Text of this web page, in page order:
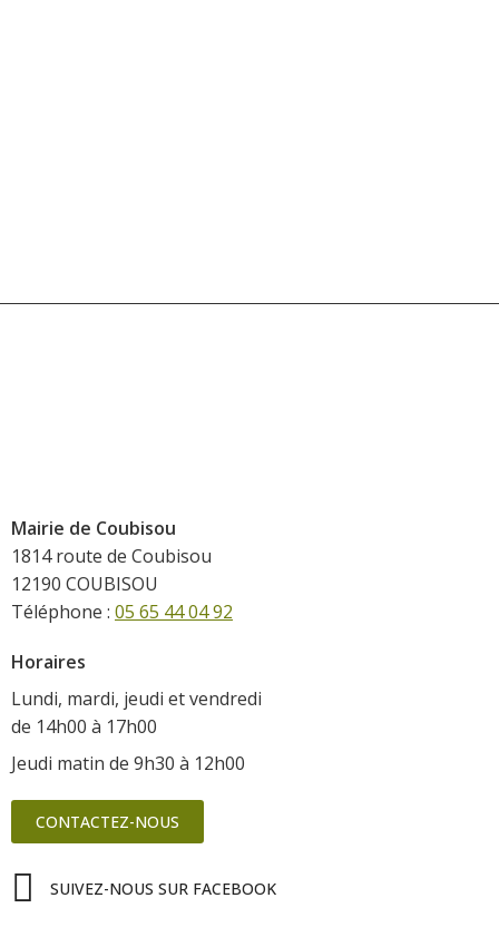
Mairie de Coubisou
1814 route de Coubisou
12190 COUBISOU
Téléphone : 05 65 44 04 92
Horaires
Lundi, mardi, jeudi et vendredi
de 14h00 à 17h00
Jeudi matin de 9h30 à 12h00
CONTACTEZ-NOUS
SUIVEZ-NOUS SUR FACEBOOK